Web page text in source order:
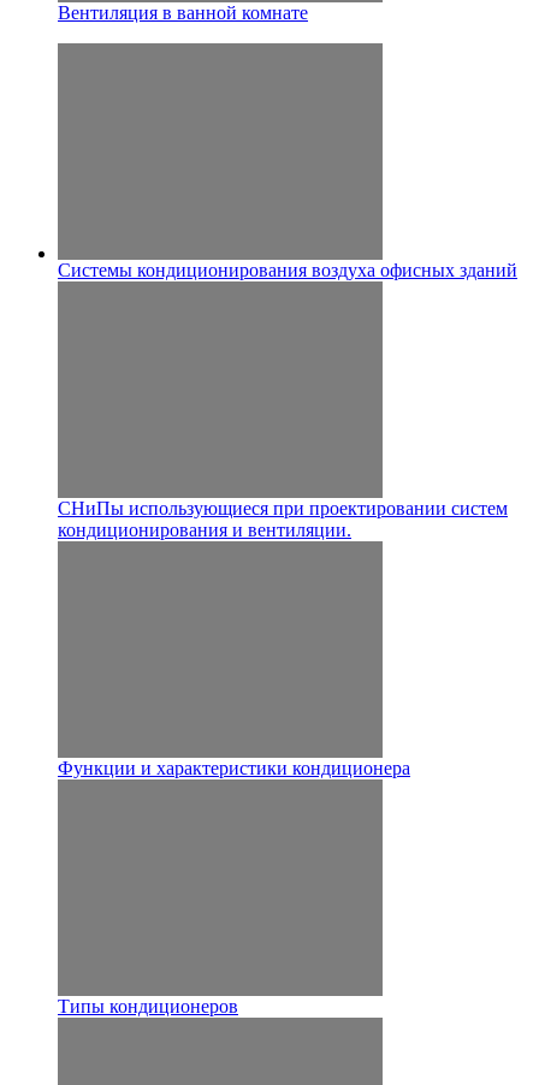
Вентиляция в ванной комнате
Системы кондиционирования воздуха офисных зданий
СНиПы использующиеся при проектировании систем
кондиционирования и вентиляции.
Функции и характеристики кондиционера
Типы кондиционеров